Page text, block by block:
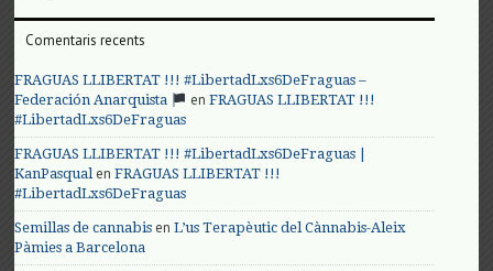
Comentaris recents
FRAGUAS LLIBERTAT !!! #LibertadLxs6DeFraguas –
Federación Anarquista
enFRAGUAS LLIBERTAT !!!
#LibertadLxs6DeFraguas
FRAGUAS LLIBERTAT !!! #LibertadLxs6DeFraguas |
KanPasqualenFRAGUAS LLIBERTAT !!!
#LibertadLxs6DeFraguas
Semillas de cannabis enL’us Terapèutic del Cànnabis-Aleix
Pàmies a Barcelona